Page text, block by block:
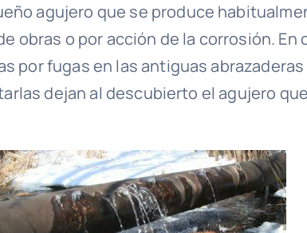
agujero que se produce
obras o por acción de la corrosión. En
por fugas en las antiguas
dejan al descubierto el agujero